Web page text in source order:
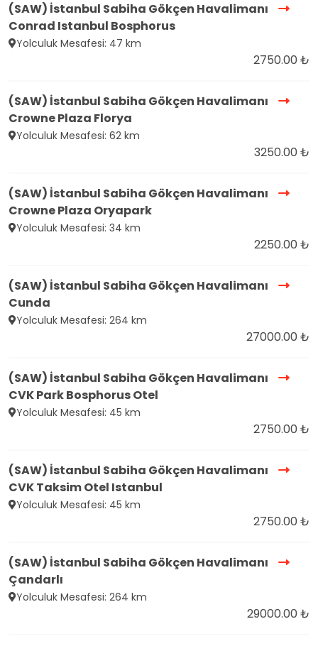
(SAW) İstanbul Sabiha Gökçen Havalimanı
Conrad Istanbul Bosphorus
Yolculuk Mesafesi: 47 km
2750.00 ₺
(SAW) İstanbul Sabiha Gökçen Havalimanı
Crowne Plaza Florya
Yolculuk Mesafesi: 62 km
3250.00 ₺
(SAW) İstanbul Sabiha Gökçen Havalimanı
Crowne Plaza Oryapark
Yolculuk Mesafesi: 34 km
2250.00 ₺
(SAW) İstanbul Sabiha Gökçen Havalimanı
Cunda
Yolculuk Mesafesi: 264 km
27000.00 ₺
(SAW) İstanbul Sabiha Gökçen Havalimanı
CVK Park Bosphorus Otel
Yolculuk Mesafesi: 45 km
2750.00 ₺
(SAW) İstanbul Sabiha Gökçen Havalimanı
CVK Taksim Otel Istanbul
Yolculuk Mesafesi: 45 km
2750.00 ₺
(SAW) İstanbul Sabiha Gökçen Havalimanı
Çandarlı
Yolculuk Mesafesi: 264 km
29000.00 ₺